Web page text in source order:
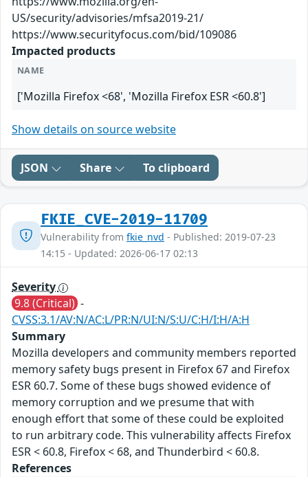
US/security/advisories/mfsa2019-21/
https://www.securityfocus.com/bid/109086
Impacted products
NAME
['Mozilla Firefox <68', 'Mozilla Firefox ESR <60.8']
Show details on source website
JSON Share To clipboard
FKIE_CVE-2019-11709
Vulnerability from fkie_nvd - Published: 2019-07-23
14:15 - Updated: 2026-06-17 02:13
Severity
9.8 (Critical) -
CVSS:3.1/AV:N/AC:L/PR:N/UI:N/S:U/C:H/I:H/A:H
Summary
Mozilla developers and community members reported
memory safety bugs present in Firefox 67 and Firefox
ESR 60.7. Some of these bugs showed evidence of
memory corruption and we presume that with
enough effort that some of these could be exploited
to run arbitrary code. This vulnerability affects Firefox
ESR < 60.8, Firefox < 68, and Thunderbird < 60.8.
References